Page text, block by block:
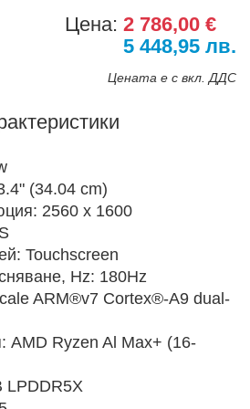
Цена: 2 786,00 €
5 448,95 лв.
Цената е с вкл. ДДС
(34.04 cm)
2560 x 1600
Touchscreen
Hz: 180Hz
ARM®v7 Cortex®-A9 dual-
AMD Ryzen Al Max+ (16-
LPDDR5X